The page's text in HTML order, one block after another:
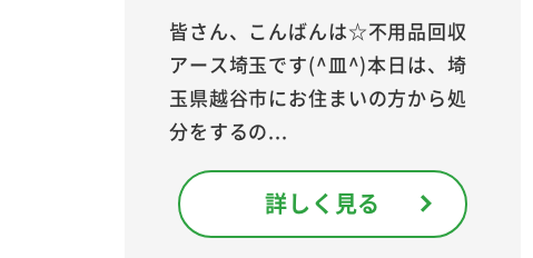
皆さん、こんばんは☆不用品回収
アース埼玉です(^皿^)本日は、埼
玉県越谷市にお住まいの方から処
分をするの...
詳しく見る